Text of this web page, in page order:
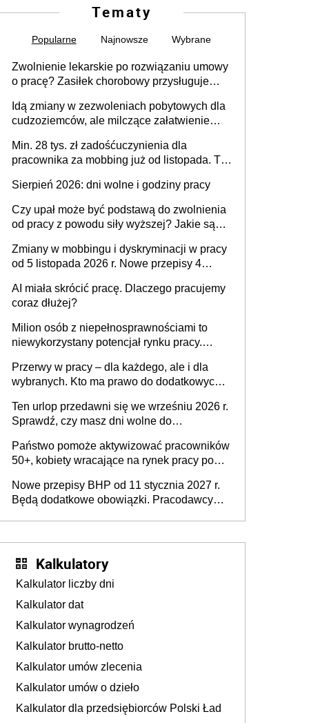
Tematy
Popularne Najnowsze Wybrane
Zwolnienie lekarskie po rozwiązaniu umowy
o pracę? Zasiłek chorobowy przysługuje
dni od ustania stosunku pracy
Idą zmiany w zezwoleniach pobytowych dla
cudzoziemców, ale milczące załatwienie
Min. 28 tys. zł zadośćuczynienia dla
pracownika za mobbing już od listopada. To
zespołu
Sierpień 2026: dni wolne i godziny pracy
Czy upał może być podstawą do zwolnienia
od pracy z powodu siły wyższej? Jakie są
Zmiany w mobbingu i dyskryminacji w pracy
od 5 listopada 2026 r. Nowe przepisy 4
Ustaw
AI miała skrócić pracę. Dlaczego pracujemy
coraz dłużej?
Milion osób z niepełnosprawnościami to
niewykorzystany potencjał rynku pracy.
dofinansowań czy refundacji, ale bariery po
stronie systemu i świadomości
pracodawców [WYWIAD]
Przerwy w pracy – dla każdego, ale i dla
wybranych. Kto ma prawo do dodatkowych
Ten urlop przedawni się we wrześniu 2026 r.
Sprawdź, czy masz dni wolne do
Państwo pomoże aktywizować pracowników
50+, kobiety wracające na rynek pracy po
osoby neuroatypowe. Powstanie Fundusz
na rzecz Inkluzywności w Zatrudnianiu?
Nowe przepisy BHP od 11 stycznia 2027 r.
Będą dodatkowe obowiązki. Pracodawcy
Kalkulatory
Kalkulator liczby dni
Kalkulator dat
Kalkulator wynagrodzeń
Kalkulator brutto-netto
Kalkulator umów zlecenia
Kalkulator umów o dzieło
Kalkulator dla przedsiębiorców Polski Ład